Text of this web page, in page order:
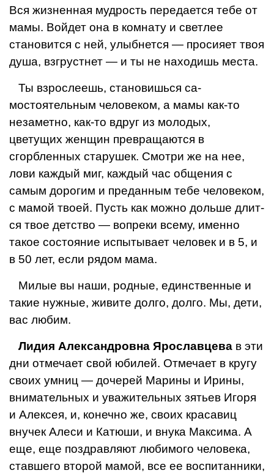
Вся жизненная мудрость передается тебе от
мамы. Войдет она в комнату и светлее
становится с ней, улыбнется — просияет твоя
душа, взгрустнет — и ты не находишь места.
Ты взрослеешь, становишься са­
мостоятельным человеком, а мамы как-то
незаметно, как-то вдруг из мо­лодых,
цветущих женщин превращаются в
сгорбленных старушек. Смот­ри же на нее,
лови каждый миг, каж­дый час общения с
самым дорогим и преданным тебе человеком,
с мамой твоей. Пусть как можно дольше длит­
ся твое детство — вопреки всему, именно
такое состояние испытыва­ет человек и в 5, и
в 50 лет, если ря­дом мама.
Милые вы наши, родные, един­ственные и
такие нужные, живите долго, долго. Мы, дети,
вас любим.
Лидия Александровна Ярославцева в эти
дни отмечает свой юбилей. Отме­чает в кругу
своих умниц — дочерей Марины и Ирины,
внимательных и уважи­тельных зятьев Игоря
и Алексея, и, конечно же, своих красавиц
внучек Алеси и Катюши, и внука Максима. А
еще, еще поздравляют любимого человека,
ставше­го второй мамой, все ее воспитанники,